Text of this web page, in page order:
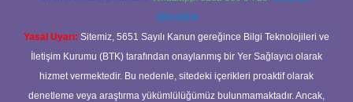
@karabul
Yasal Uyarı: Sitemiz, 5651 Sayılı Kanun gereğince Bilgi Teknolojileri ve
İletişim Kurumu (BTK) tarafından onaylanmış bir Yer Sağlayıcı olarak
hizmet vermektedir. Bu nedenle, sitedeki içerikleri proaktif olarak
denetleme veya araştırma yükümlülüğümüz bulunmamaktadır. Ancak,